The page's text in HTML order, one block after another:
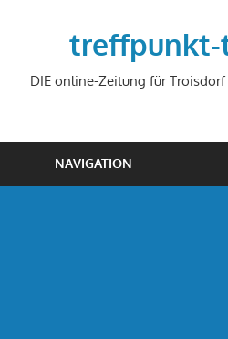
DIE online-Zeitung für
NAVIGATION